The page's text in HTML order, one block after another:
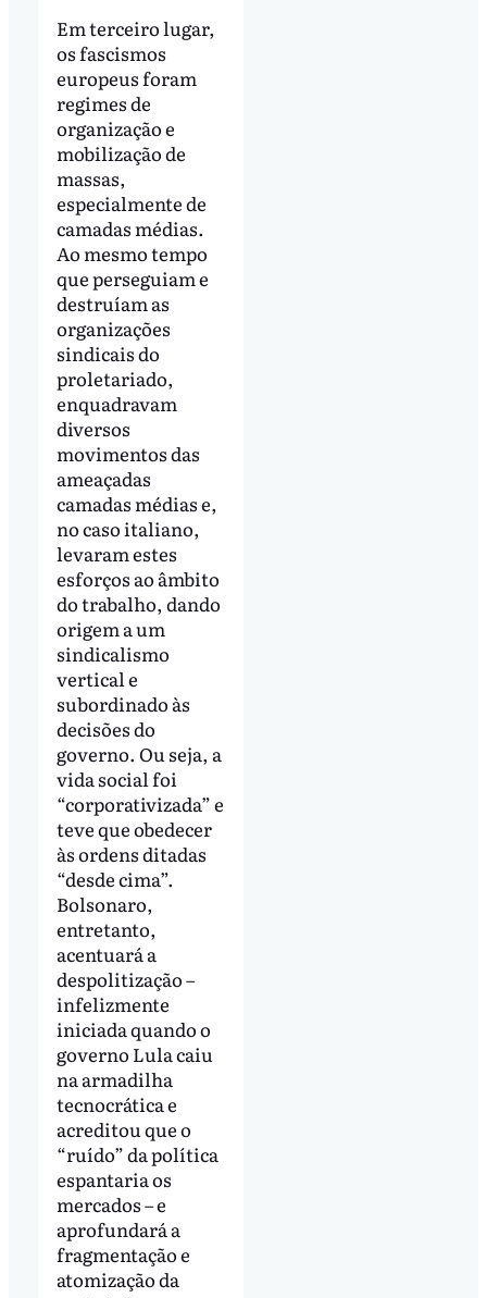
Em terceiro lugar,
os fascismos
europeus foram
regimes de
organização e
mobilização de
massas,
especialmente de
camadas médias.
Ao mesmo tempo
que perseguiam e
destruíam as
organizações
sindicais do
proletariado,
enquadravam
diversos
movimentos das
ameaçadas
camadas médias e,
no caso italiano,
levaram estes
esforços ao âmbito
do trabalho, dando
origem a um
sindicalismo
vertical e
subordinado às
decisões do
governo. Ou seja, a
vida social foi
“corporativizada” e
teve que obedecer
às ordens ditadas
“desde cima”.
Bolsonaro,
entretanto,
acentuará a
despolitização –
infelizmente
iniciada quando o
governo Lula caiu
na armadilha
tecnocrática e
acreditou que o
“ruído” da política
espantaria os
mercados – e
aprofundará a
fragmentação e
atomização da